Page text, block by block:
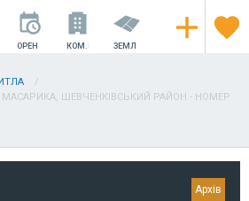
ОРЕНДА КОМ.НЕРУХОМІСТЬ
ЗЕМЛЯ
МАСАРИКА, ШЕВЧЕНКІВСЬКИЙ РАЙОН - НОМЕР